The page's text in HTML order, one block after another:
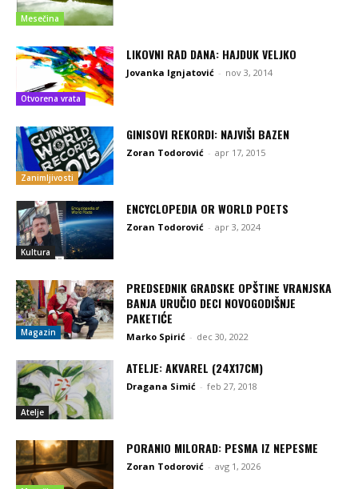
Mesečina
Otvorena vrata
LIKOVNI RAD DANA: HAJDUK VELJKO
Jovanka Ignjatović - nov 3, 2014
Zanimljivosti
GINISOVI REKORDI: NAJVIŠI BAZEN
Zoran Todorović - apr 17, 2015
Kultura
ENCYCLOPEDIA OR WORLD POETS
Zoran Todorović - apr 3, 2024
Magazin
PREDSEDNIK GRADSKE OPŠTINE VRANJSKA
BANJA URUČIO DECI NOVOGODIŠNJE
PAKETIĆE
Marko Spirić - dec 30, 2022
Atelje
ATELJE: AKVAREL (24X17CM)
Dragana Simić - feb 27, 2018
PORANIO MILORAD: PESMA IZ NEPESME
Zoran Todorović - avg 1, 2026